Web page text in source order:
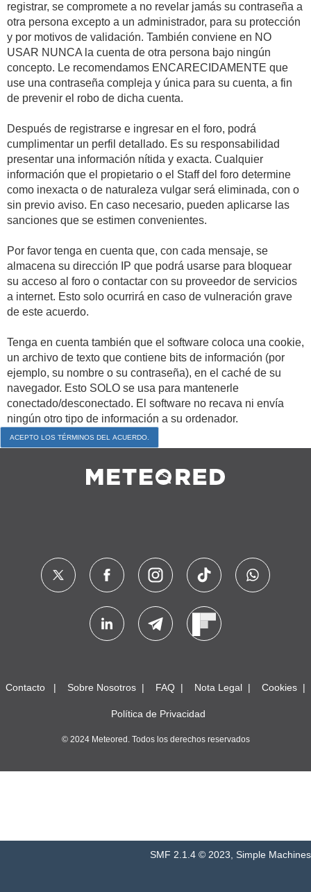
registrar, se compromete a no revelar jamás su contraseña a
otra persona excepto a un administrador, para su protección
y por motivos de validación. También conviene en NO
USAR NUNCA la cuenta de otra persona bajo ningún
concepto. Le recomendamos ENCARECIDAMENTE que
use una contraseña compleja y única para su cuenta, a fin
de prevenir el robo de dicha cuenta.
Después de registrarse e ingresar en el foro, podrá
cumplimentar un perfil detallado. Es su responsabilidad
presentar una información nítida y exacta. Cualquier
información que el propietario o el Staff del foro determine
como inexacta o de naturaleza vulgar será eliminada, con o
sin previo aviso. En caso necesario, pueden aplicarse las
sanciones que se estimen convenientes.
Por favor tenga en cuenta que, con cada mensaje, se
almacena su dirección IP que podrá usarse para bloquear
su acceso al foro o contactar con su proveedor de servicios
a internet. Esto solo ocurrirá en caso de vulneración grave
de este acuerdo.
Tenga en cuenta también que el software coloca una cookie,
un archivo de texto que contiene bits de información (por
ejemplo, su nombre o su contraseña), en el caché de su
navegador. Esto SOLO se usa para mantenerle
conectado/desconectado. El software no recava ni envía
ningún otro tipo de información a su ordenador.
Contacto Sobre Nosotros FAQ Nota Legal Cookies
Política de Privacidad
© 2024 Meteored. Todos los derechos reservados
SMF 2.1.4 © 2023 Simple Machines